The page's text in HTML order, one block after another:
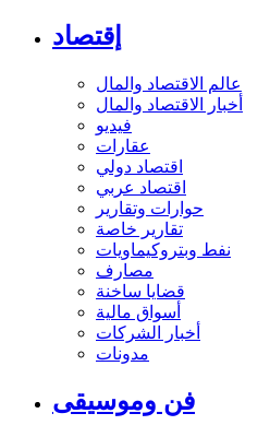
إقتصاد
عالم الاقتصاد والمال
أخبار الاقتصاد والمال
فيديو
عقارات
اقتصاد دولي
اقتصاد عربي
حوارات وتقارير
تقارير خاصة
نفط وبتروكيماويات
مصارف
قضايا ساخنة
أسواق مالية
أخبار الشركات
مدونات
فن وموسيقى